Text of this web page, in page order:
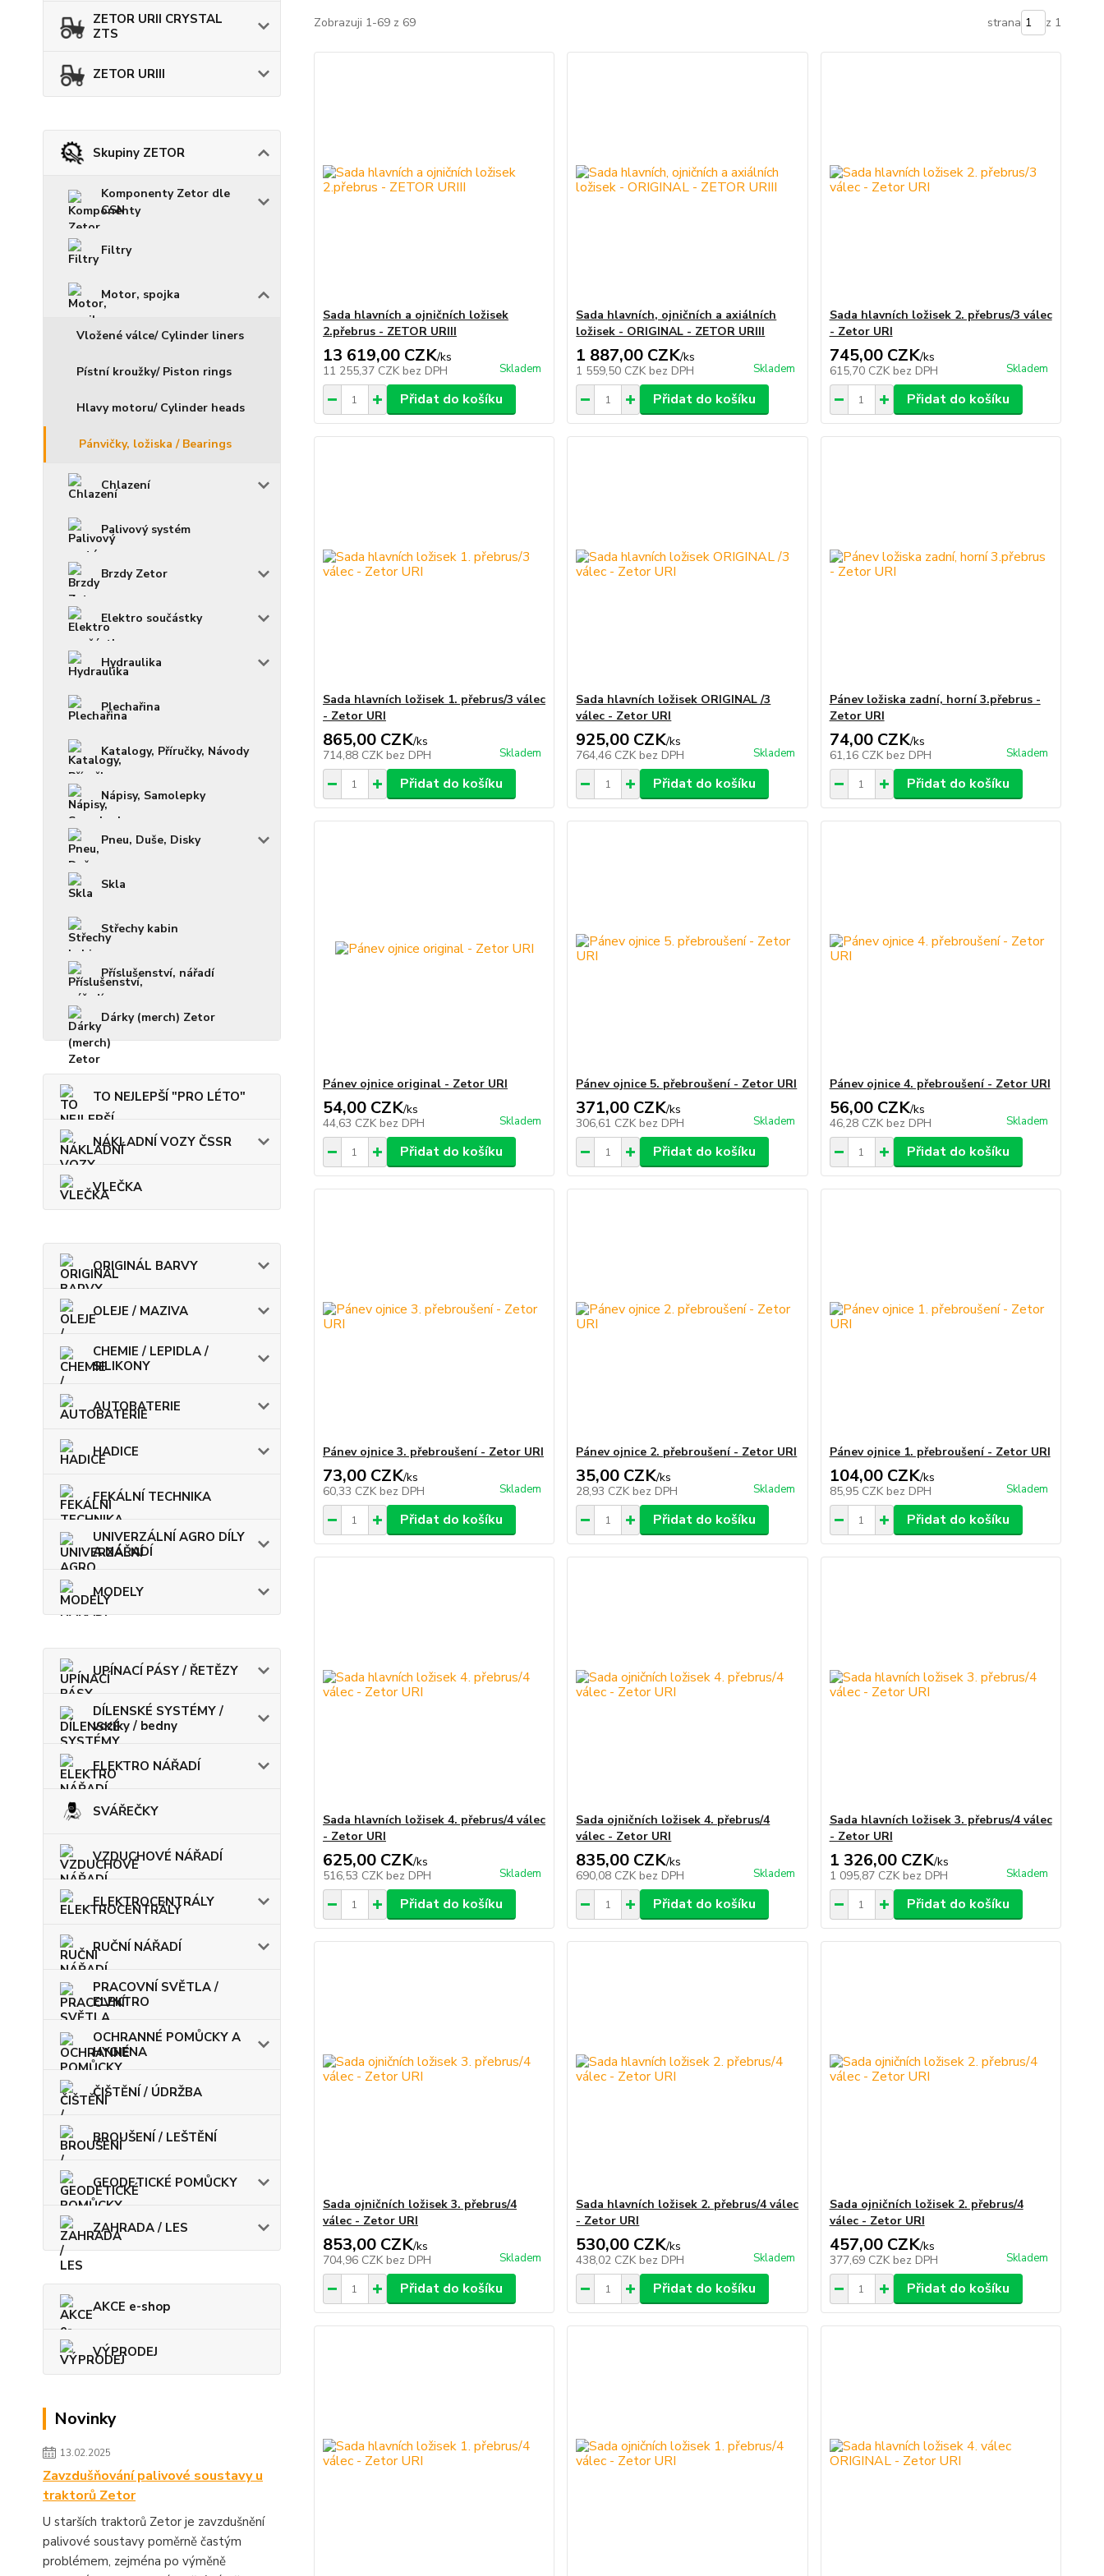
ZETOR URII CRYSTAL
ZTS
ZETOR URIII
Skupiny ZETOR
Komponenty Zetor dle
CSN
Filtry
Motor, spojka
Vložené válce/ Cylinder liners
Pístní kroužky/ Piston rings
Hlavy motoru/ Cylinder heads
Pánvičky, ložiska / Bearings
Chlazení
Palivový systém
Brzdy Zetor
Elektro součástky
Hydraulika
Plechařina
Katalogy, Příručky, Návody
Nápisy, Samolepky
Pneu, Duše, Disky
Skla
Střechy kabin
Příslušenství, nářadí
Dárky (merch) Zetor
TO NEJLEPŠÍ "PRO LÉTO"
NÁKLADNÍ VOZY ČSSR
VLEČKA
ORIGINÁL BARVY
OLEJE / MAZIVA
CHEMIE / LEPIDLA /
SILIKONY
AUTOBATERIE
HADICE
FEKÁLNÍ TECHNIKA
UNIVERZÁLNÍ AGRO DÍLY
A NÁŘADÍ
MODELY
UPÍNACÍ PÁSY / ŘETĚZY
DÍLENSKÉ SYSTÉMY /
vozíky / bedny
ELEKTRO NÁŘADÍ
SVÁŘEČKY
VZDUCHOVÉ NÁŘADÍ
ELEKTROCENTRÁLY
RUČNÍ NÁŘADÍ
PRACOVNÍ SVĚTLA /
ELEKTRO
OCHRANNÉ POMŮCKY A
HYGIENA
ČIŠTĚNÍ / ÚDRŽBA
BROUŠENÍ / LEŠTĚNÍ
GEODETICKÉ POMŮCKY
ZAHRADA / LES
AKCE e-shop
VÝPRODEJ
Novinky
13.02.2025
Zavzdušňování palivové soustavy u
traktorů Zetor
U starších traktorů Zetor je zavzdušnění
palivové soustavy poměrně častým
problémem, zejména po výměně
Zobrazuji 1-69 z 69 strana z 1
Sada hlavních a ojničních ložisek
2.přebrus - ZETOR URIII
13 619,00 CZK/ks
11 255,37 CZK bez DPH Skladem
Přidat do košíku
Sada hlavních, ojničních a axiálních
ložisek - ORIGINAL - ZETOR URIII
1 887,00 CZK/ks
1 559,50 CZK bez DPH Skladem
Přidat do košíku
Sada hlavních ložisek 2. přebrus/3 válec
- Zetor URI
745,00 CZK/ks
615,70 CZK bez DPH Skladem
Přidat do košíku
Sada hlavních ložisek 1. přebrus/3 válec
- Zetor URI
865,00 CZK/ks
714,88 CZK bez DPH Skladem
Přidat do košíku
Sada hlavních ložisek ORIGINAL /3
válec - Zetor URI
925,00 CZK/ks
764,46 CZK bez DPH Skladem
Přidat do košíku
Pánev ložiska zadní, horní 3.přebrus -
Zetor URI
74,00 CZK/ks
61,16 CZK bez DPH Skladem
Přidat do košíku
Pánev ojnice original - Zetor URI
54,00 CZK/ks
44,63 CZK bez DPH Skladem
Přidat do košíku
Pánev ojnice 5. přebroušení - Zetor URI
371,00 CZK/ks
306,61 CZK bez DPH Skladem
Přidat do košíku
Pánev ojnice 4. přebroušení - Zetor URI
56,00 CZK/ks
46,28 CZK bez DPH Skladem
Přidat do košíku
Pánev ojnice 3. přebroušení - Zetor URI
73,00 CZK/ks
60,33 CZK bez DPH Skladem
Přidat do košíku
Pánev ojnice 2. přebroušení - Zetor URI
35,00 CZK/ks
28,93 CZK bez DPH Skladem
Přidat do košíku
Pánev ojnice 1. přebroušení - Zetor URI
104,00 CZK/ks
85,95 CZK bez DPH Skladem
Přidat do košíku
Sada hlavních ložisek 4. přebrus/4 válec
- Zetor URI
625,00 CZK/ks
516,53 CZK bez DPH Skladem
Přidat do košíku
Sada ojničních ložisek 4. přebrus/4
válec - Zetor URI
835,00 CZK/ks
690,08 CZK bez DPH Skladem
Přidat do košíku
Sada hlavních ložisek 3. přebrus/4 válec
- Zetor URI
1 326,00 CZK/ks
1 095,87 CZK bez DPH Skladem
Přidat do košíku
Sada ojničních ložisek 3. přebrus/4
válec - Zetor URI
853,00 CZK/ks
704,96 CZK bez DPH Skladem
Přidat do košíku
Sada hlavních ložisek 2. přebrus/4 válec
- Zetor URI
530,00 CZK/ks
438,02 CZK bez DPH Skladem
Přidat do košíku
Sada ojničních ložisek 2. přebrus/4
válec - Zetor URI
457,00 CZK/ks
377,69 CZK bez DPH Skladem
Přidat do košíku